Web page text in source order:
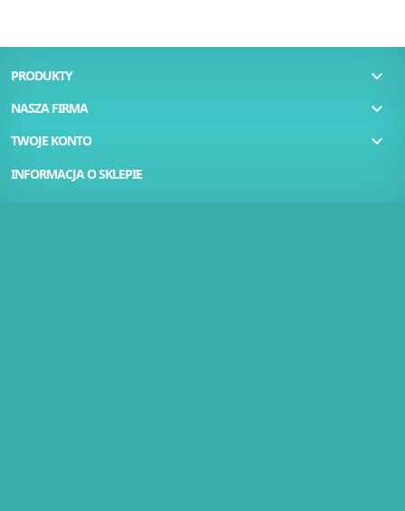
PRODUKTY 
NASZA FIRMA 
TWOJE KONTO 
INFORMACJA O SKLEPIE